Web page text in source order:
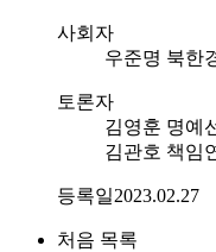
사회자
우준명 북한
토론자
김영훈 명예
김관호 책임
등록일2023.02.27
처음 목록